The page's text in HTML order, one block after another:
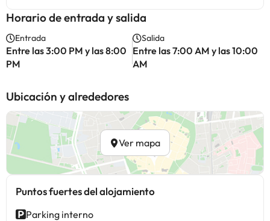
Horario de entrada y salida
Entrada
Entre las 3:00 PM y las 8:00
PM
Salida
Entre las 7:00 AM y las 10:00
AM
Ubicación y alrededores
Ver mapa
Puntos fuertes del alojamiento
Parking interno